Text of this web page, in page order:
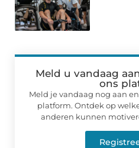
Meld u vandaag
ons
Meld je vandaag nog aan
platform. Ontdek op
anderen kunnen